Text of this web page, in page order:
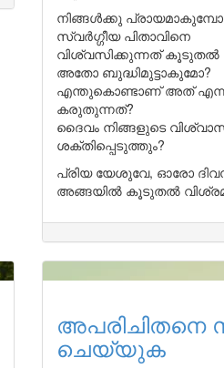
നിങ്ങൾക്കു
സ്വർഗ്ഗീയ പിതാവിനെ
വിശ്വസിക്കുന്നത് കൂടുതൽ
അതോ ബുദ്ധിമുട്ടാകുമോ?
എന്തുകൊണ്ടാണ് അത്
കരുതുന്നത്?
ദൈവം നിങ്ങളുടെ
ശക്തിപ്പെടുത്തും?
പ്രിയ യേശുവേ, ഓരോ
അങ്ങയിൽ കൂടുതൽ
അപരിചിതനെ
ചെയ്യുക